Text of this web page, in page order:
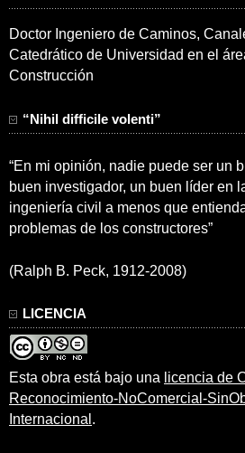
Doctor Ingeniero de Caminos,
Catedrático de Universidad en el
Construcción
“Nihil difficile volenti”
“En mi opinión, nadie puede ser un
buen investigador, un buen líder en
ingeniería civil a menos que
problemas de los constructores”
(Ralph B. Peck, 1912-2008)
LICENCIA
Esta obra está bajo una licencia de
Reconocimiento-NoComercial-
Internacional .